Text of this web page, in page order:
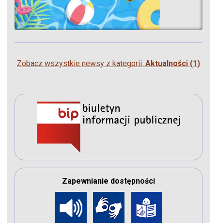
Zobacz wszystkie newsy z kategorii: Aktualności (1)
Zapewnianie dostępności